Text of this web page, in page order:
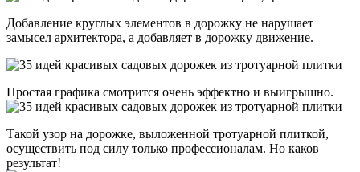
Добавление круглых элементов в дорожку не нарушает
замысел архитектора, а добавляет в дорожку движение.
Простая графика смотрится очень эффектно и выигрышно.
Такой узор на дорожке, выложенной тротуарной плиткой,
осуществить под силу только профессионалам. Но каков
результат!